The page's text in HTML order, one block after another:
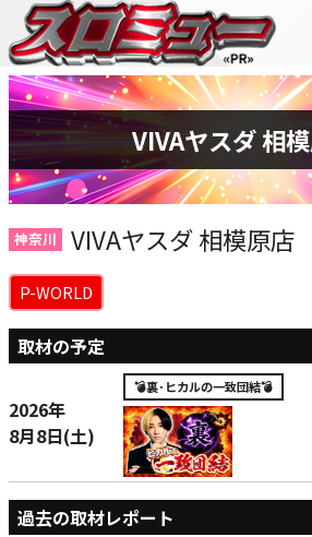
VIVAヤスダ 相
神奈川 VIVAヤスダ 相模原店
P-WORLD
取材の予定
2026年
8月8日(土)
💣裏･ヒカルの一致団結💣
過去の取材レポート